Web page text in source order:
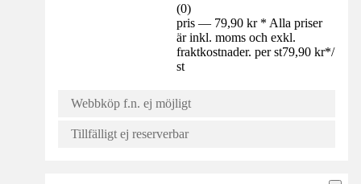
(0)
pris — 79,90 kr * Alla priser
är inkl. moms och exkl.
fraktkostnader. per st79,90 kr*/
st
Webbköp f.n. ej möjligt
Tillfälligt ej reserverbar